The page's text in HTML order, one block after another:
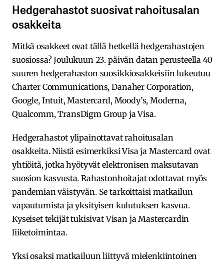
Hedgerahastot suosivat rahoitusalan
osakkeita
Mitkä osakkeet ovat tällä hetkellä hedgerahastojen
suosiossa? Joulukuun 23. päivän datan perusteella 40
suuren hedgerahaston suosikkiosakkeisiin lukeutuu
Charter Communications, Danaher Corporation,
Google, Intuit, Mastercard, Moody’s, Moderna,
Qualcomm, TransDigm Group ja Visa.
Hedgerahastot ylipainottavat rahoitusalan
osakkeita. Niistä esimerkiksi Visa ja Mastercard ovat
yhtiöitä, jotka hyötyvät elektronisen maksutavan
suosion kasvusta. Rahastonhoitajat odottavat myös
pandemian väistyvän. Se tarkoittaisi matkailun
vapautumista ja yksityisen kulutuksen kasvua.
Kyseiset tekijät tukisivat Visan ja Mastercardin
liiketoimintaa.
Yksi osaksi matkailuun liittyvä mielenkiintoinen